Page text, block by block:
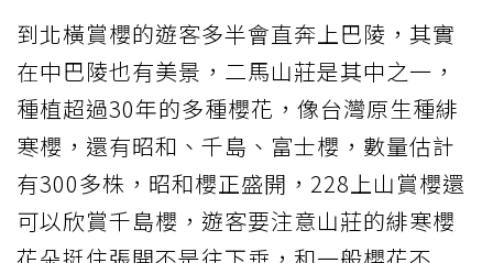
到北橫賞櫻的遊客多半會直奔上巴陵，其實
在中巴陵也有美景，二馬山莊是其中之一，
種植超過30年的多種櫻花，像台灣原生種緋
寒櫻，還有昭和、千島、富士櫻，數量估計
有300多株，昭和櫻正盛開，228上山賞櫻還
可以欣賞千島櫻，遊客要注意山莊的緋寒櫻